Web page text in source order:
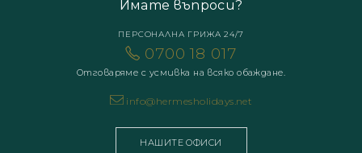
Имате въпроси?
ПЕРСОНАЛНА ГРИЖА 24/7
0700 18 017
Отговаряме с усмивка на всяко обаждане.
info@hermesholidays.net
НАШИТЕ ОФИСИ